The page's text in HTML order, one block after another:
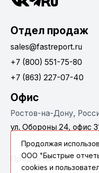
Отдел продаж
sales@fastreport.ru
+7 (800) 551-75-80
+7 (863) 227-07-40
Офис
Ростов-на-Дону,
ул. Обороны 24, офис
Продукты
Продолжая
ООО "Быстрые
cookies и